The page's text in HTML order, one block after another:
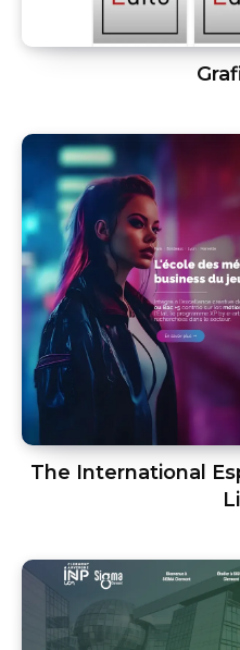
The International